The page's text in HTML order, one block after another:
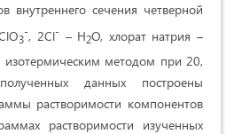
внутреннего сечения четверной
3
-, 2Cl- – H2O, хлорат натрия –
изотермическим методом при 20,
данных построены
растворимости компонентов
растворимости изученных